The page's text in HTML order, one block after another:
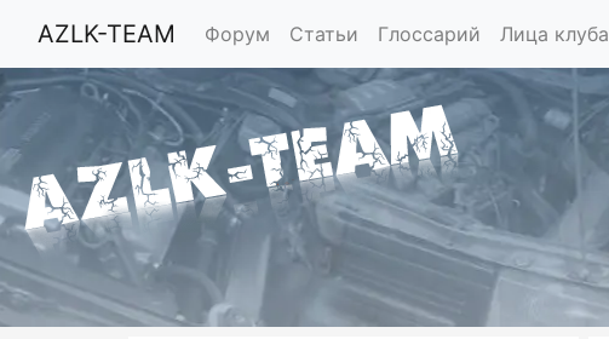
AZLK-TEAM Форум Статьи Глоссарий Лица клуба